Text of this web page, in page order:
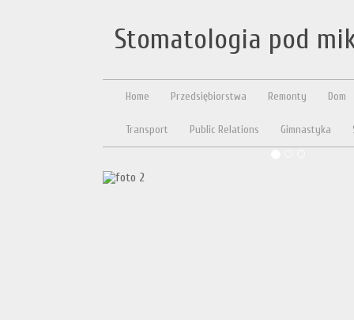
Stomatologia pod
Home Przedsiębiorstwa Remonty Dom
Transport Public Relations Gimnastyka